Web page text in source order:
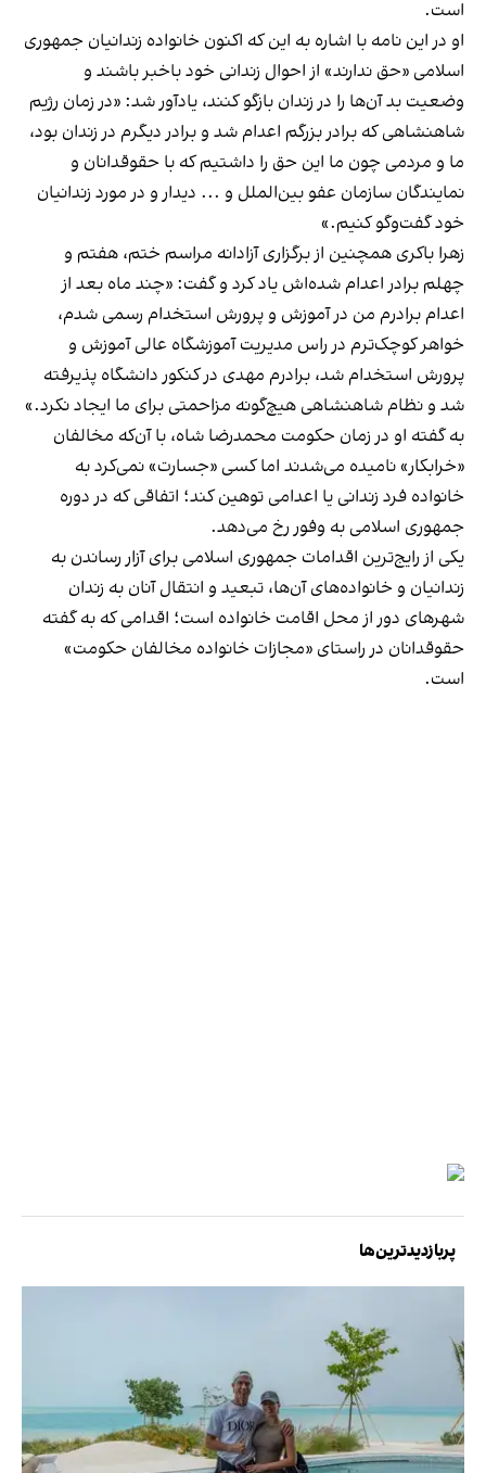
است.
او در این نامه با اشاره به این که اکنون خانواده زندانیان جمهوری
اسلامی «حق ندارند» از احوال زندانی خود باخبر باشند و
وضعیت بد آن‌ها را در زندان بازگو کنند، یادآور شد: «در زمان رژیم
شاهنشاهی که برادر بزرگم اعدام شد و برادر دیگرم در زندان بود،
ما و مردمی چون ما این حق را داشتیم که با حقوقدانان و
نمایندگان سازمان عفو بین‌الملل و ... دیدار و در مورد زندانیان‌
خود گفت‌وگو کنیم.»
زهرا باکری همچنین از برگزاری آزادانه مراسم ختم، هفتم و
چهلم برادر اعدام شده‌اش یاد کرد و گفت: «چند ماه بعد از
اعدام برادرم من در آموزش و پرورش استخدام رسمی شدم،
خواهر کوچک‌ترم در راس مدیریت آموزشگاه عالی آموزش و
پرورش استخدام شد، برادرم مهدی در کنکور دانشگاه پذیرفته
شد و نظام شاهنشاهی هیچ‌گونه مزاحمتی برای ما ایجاد نکرد.»
به گفته او در زمان حکومت محمدرضا شاه، با آن‌که مخالفان
«خرابکار» نامیده می‌شدند اما کسی «جسارت» نمی‌کرد به
خانواده فرد زندانی یا اعدامی توهین کند؛ اتفاقی که در دوره
جمهوری اسلامی به وفور رخ می‌دهد.
یکی از رایج‌ترین اقدامات جمهوری اسلامی برای آزار رساندن به
زندانیان و خانواده‌های آن‌ها، تبعید و انتقال آنان به زندان
شهرهای دور از محل اقامت خانواده است؛ اقدامی که به گفته
حقوقدانان در راستای «مجازات خانواده مخالفان حکومت»
است.
پربازدیدترین‌ها